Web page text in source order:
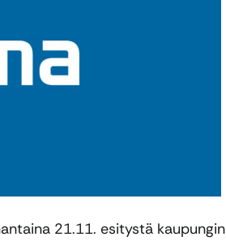
21.11. esitystä kaupungin